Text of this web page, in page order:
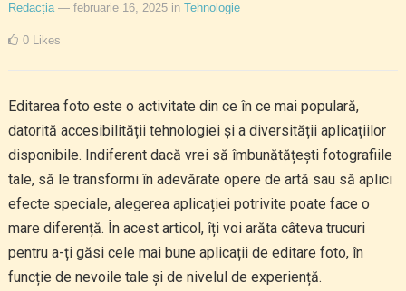
Redacția — februarie 16, 2025 in Tehnologie
0 Likes
Editarea foto este o activitate din ce în ce mai populară,
datorită accesibilității tehnologiei și a diversității aplicațiilor
disponibile. Indiferent dacă vrei să îmbunătățești fotografiile
tale, să le transformi în adevărate opere de artă sau să aplici
efecte speciale, alegerea aplicației potrivite poate face o
mare diferență. În acest articol, îți voi arăta câteva trucuri
pentru a-ți găsi cele mai bune aplicații de editare foto, în
funcție de nevoile tale și de nivelul de experiență.